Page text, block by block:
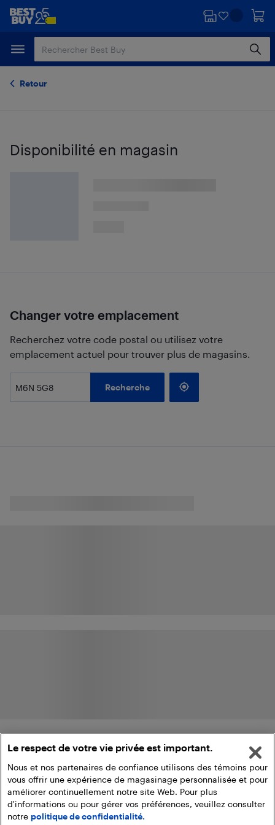
Passer
principal
Passer
Retour
Disponibilité en magasin
Changer votre emplacement
Recherchez votre code postal ou utilisez votre
emplacement actuel pour trouver plus de magasins.
Recherche
Le respect de votre vie privée est important.
Nous et nos partenaires de confiance utilisons des témoins pour
vous offrir une expérience de magasinage personnalisée et pour
améliorer continuellement notre site Web. Pour plus
d'informations ou pour gérer vos préférences, veuillez consulter
notre politique de confidentialité.